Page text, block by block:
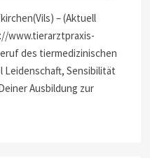
– (Aktuell
www.tierarztpraxis-
des tiermedizinischen
Sensibilität
Ausbildung zur